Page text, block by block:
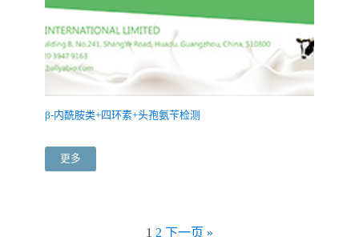
β-内酰胺类+四环素+头孢氨苄检测
更多
1 2 下一页 »